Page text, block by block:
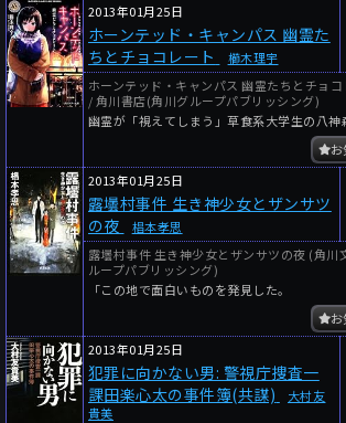
2013年01月25日
ホーンテッド・キャンパス 幽霊た
ちとチョコレート
櫛木理宇
ホーンテッド・キャンパス 幽霊たちとチョ
/ 角川書店(角川グループパブリッシング)
幽霊が「視えてしまう」草食系大学生の八神
お
2013年01月25日
露壜村事件 生き神少女とザンサツ
の夜
椙本孝思
露壜村事件 生き神少女とザンサツの夜 (角川
ループパブリッシング)
「この地で面白いものを発見した。
お
2013年01月25日
犯罪に向かない男: 警視庁捜査一
課田楽心太の事件簿(共謀)
大村友
貴美